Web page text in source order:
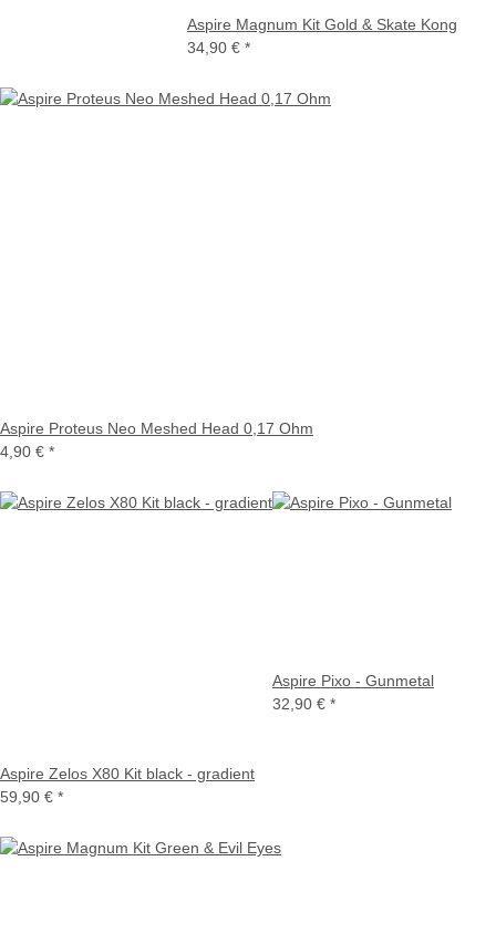
Aspire Magnum Kit Gold & Skate Kong
34,90 € *
Aspire Proteus Neo Meshed Head 0,17 Ohm
4,90 € *
Aspire Zelos X80 Kit black - gradient
59,90 € *
Aspire Pixo - Gunmetal
32,90 € *